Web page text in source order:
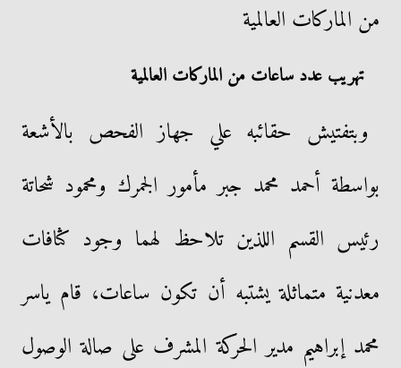
من الماركات العالمية
تهريب عدد ساعات من الماركات العالمية
وبتفتيش حقائبه علي جهاز الفحص بالأشعة
بواسطة أحمد محمد جبر مأمور الجمرك ومحمود شحاتة
رئيس القسم اللذين تلاحظ لهما وجود كثافات
معدنية متماثلة يشتبه أن تكون ساعات، قام ياسر
محمد إبراهيم مدير الحركة المشرف على صالة الوصول